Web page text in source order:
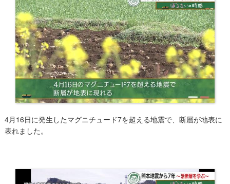
4月16日に発生したマグニチュード7を超える地震で、断層が地表に
表れました。